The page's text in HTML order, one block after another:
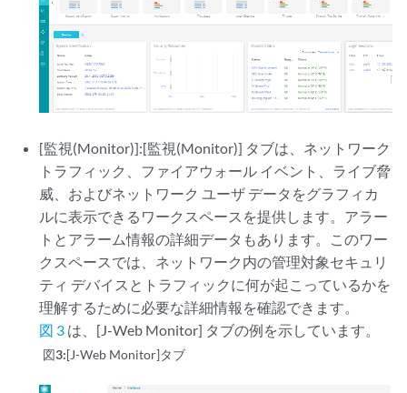
[監視(Monitor)]:[監視(Monitor)] タブは、ネットワーク
トラフィック、ファイアウォール イベント、ライブ脅
威、およびネットワーク ユーザ データをグラフィカ
ルに表示できるワークスペースを提供します。アラー
トとアラーム情報の詳細データもあります。このワー
クスペースでは、ネットワーク内の管理対象セキュリ
ティ デバイスとトラフィックに何が起こっているかを
理解するために必要な詳細情報を確認できます。
図 3 は、[J-Web Monitor] タブの例を示しています。
図3:[J-Web Monitor]タブ